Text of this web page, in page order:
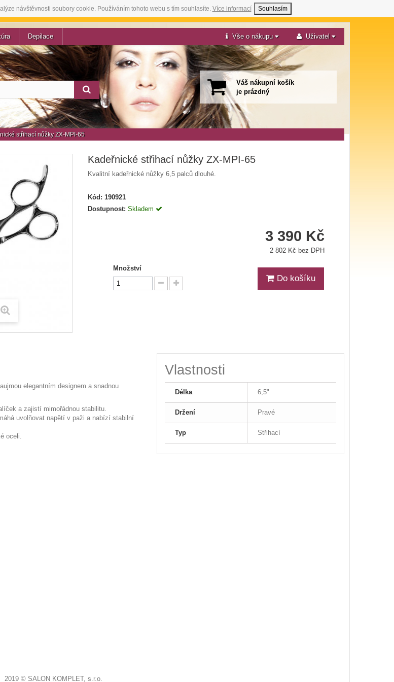
návštěvnosti soubory cookie. Používáním tohoto webu s tím souhlasíte. Více informací Souhlasím
Depilace Vše o nákupu Uživatel
Váš nákupní košík
je prázdný
střihací nůžky ZX-MPI-65
Kadeřnické střihací nůžky ZX-MPI-65
Kvalitní kadeřnické nůžky 6,5 palců dlouhé.
Kód: 190921
Dostupnost: Skladem
3 390 Kč
2 802 Kč bez DPH
Množství
Do košíku
elegantním designem a snadnou
a zajistí mimořádnou stabilitu.
uvolňovat napětí v paži a nabízí stabilní
oceli.
Vlastnosti
Délka 6,5"
Držení Pravé
Typ Střihací
2019 © SALON KOMPLET, s.r.o.